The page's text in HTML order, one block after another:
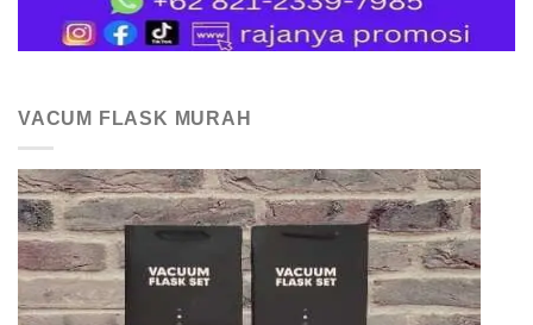
VACUM FLASK MURAH